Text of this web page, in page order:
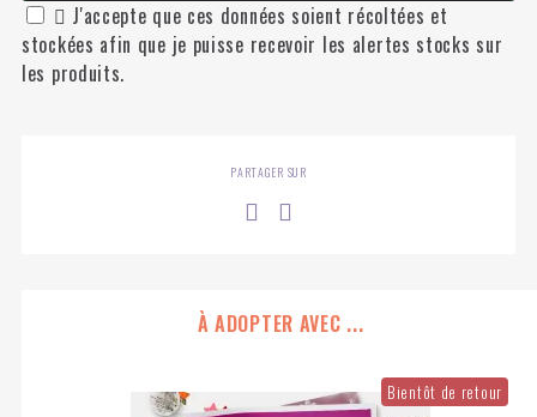
 J'accepte que ces données soient récoltées et
stockées afin que je puisse recevoir les alertes stocks sur
les produits.
PARTAGER SUR
À ADOPTER AVEC ...
Bientôt de retour